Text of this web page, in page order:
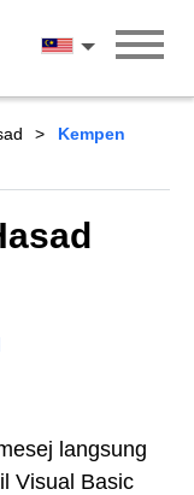
بهاس ملايو
Kempen
langsung
Visual Basic